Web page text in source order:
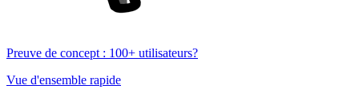
Preuve de concept : 100+ utilisateurs?
Vue d'ensemble rapide